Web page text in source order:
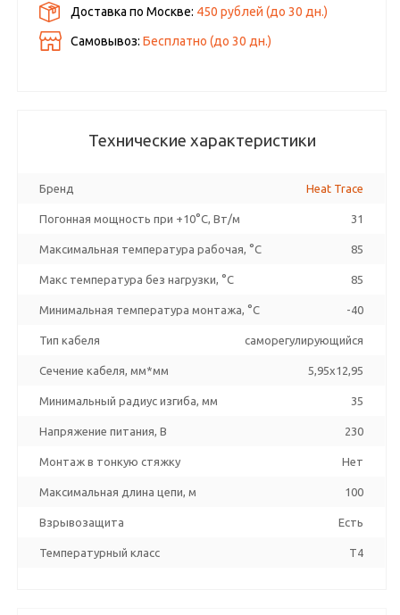
Доставка по Москве: 450 рублей (до30 дн.)
Самовывоз:Бесплатно (до30 дн.)
Технические характеристики
Бренд Heat Trace
Погонная мощность при +10°С, Вт/м 31
Максимальная температура рабочая, °C 85
Макс температура без нагрузки, °C 85
Минимальная температура монтажа, °C -40
Тип кабеля саморегулирующийся
Сечение кабеля, мм*мм 5,95x12,95
Минимальный радиус изгиба, мм 35
Напряжение питания, В 230
Монтаж в тонкую стяжку Нет
Максимальная длина цепи, м 100
Взрывозащита Есть
Температурный класс T4